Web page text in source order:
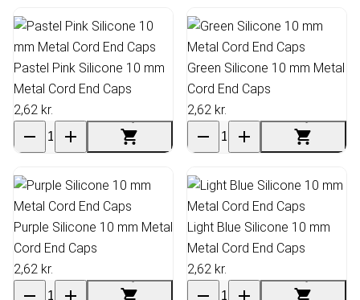
Pastel Pink Silicone 10 mm
Metal Cord End Caps
2,62 kr.
Green Silicone 10 mm Metal
Cord End Caps
2,62 kr.
Purple Silicone 10 mm Metal
Cord End Caps
2,62 kr.
Light Blue Silicone 10 mm
Metal Cord End Caps
2,62 kr.